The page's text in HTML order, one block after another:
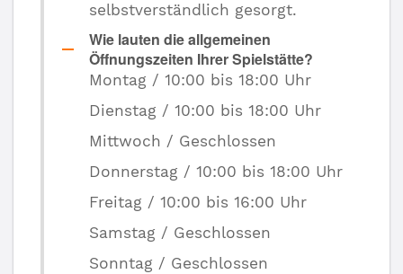
selbstverständlich gesorgt.
Wie lauten die allgemeinen
Öffnungszeiten Ihrer Spielstätte?
Montag / 10:00 bis 18:00 Uhr
Dienstag / 10:00 bis 18:00 Uhr
Mittwoch / Geschlossen
Donnerstag / 10:00 bis 18:00 Uhr
Freitag / 10:00 bis 16:00 Uhr
Samstag / Geschlossen
Sonntag / Geschlossen